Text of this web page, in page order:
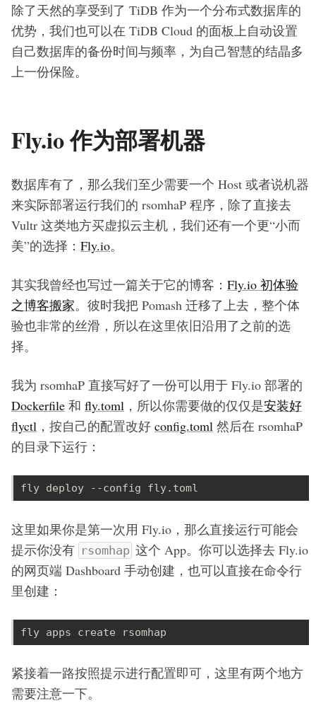
除了天然的享受到了 TiDB 作为一个分布式数据库的
优势，我们也可以在 TiDB Cloud 的面板上自动设置
自己数据库的备份时间与频率，为自己智慧的结晶多
上一份保险。
Fly.io 作为部署机器
数据库有了，那么我们至少需要一个 Host 或者说机器
来实际部署运行我们的 rsomhaP 程序，除了直接去
Vultr 这类地方买虚拟云主机，我们还有一个更“小而
美”的选择： Fly.io。
其实我曾经也写过一篇关于它的博客： Fly.io 初体验
之博客搬家。彼时我把 Pomash 迁移了上去，整个体
验也非常的丝滑，所以在这里依旧沿用了之前的选
择。
我为 rsomhaP 直接写好了一份可以用于 Fly.io 部署的
Dockerfile 和 fly.toml ，所以你需要做的仅仅是安装好
flyctl ，按自己的配置改好 config.toml 然后在 rsomhaP
的目录下运行：
这里如果你是第一次用 Fly.io，那么直接运行可能会
提示你没有 rsomhap 这个 App。你可以选择去 Fly.io
的网页端 Dashboard 手动创建，也可以直接在命令行
里创建：
紧接着一路按照提示进行配置即可，这里有两个地方
需要注意一下。